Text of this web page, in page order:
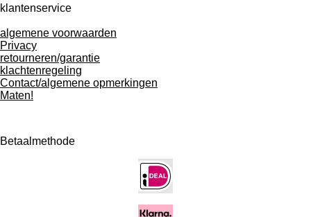
klantenservice
algemene voorwaarden
Privacy
retourneren/garantie
klachtenregeling
Contact/algemene opmerkingen
Maten!
Betaalmethode